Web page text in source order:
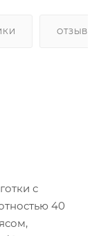
ОТЗЫВЫ
с
40